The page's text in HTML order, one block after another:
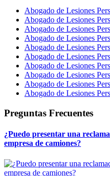
Abogado de Lesiones
Abogado de Lesiones
Abogado de Lesiones
Abogado de Lesiones
Abogado de Lesiones
Abogado de Lesiones
Abogado de Lesiones
Abogado de Lesiones
Abogado de Lesiones
Abogado de Lesiones
Preguntas Frecuentes
¿Puedo presentar una
empresa de camiones?